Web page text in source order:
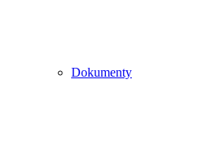
Dokumenty